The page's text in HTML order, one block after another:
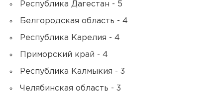
Республика Дагестан - 5
Белгородская область - 4
Республика Карелия - 4
Приморский край - 4
Республика Калмыкия - 3
Челябинская область - 3